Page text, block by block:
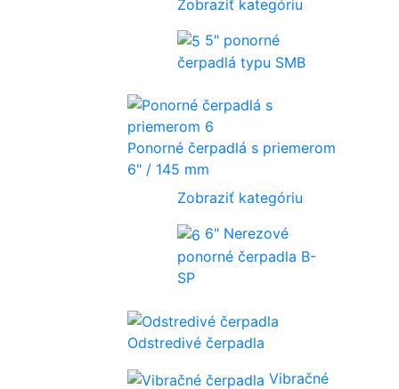
Zobraziť kategóriu
5" ponorné
čerpadlá typu SMB
Ponorné čerpadlá s priemerom
6" / 145 mm
Zobraziť kategóriu
6" Nerezové
ponorné čerpadla B-
SP
Odstredivé čerpadla
Vibračné